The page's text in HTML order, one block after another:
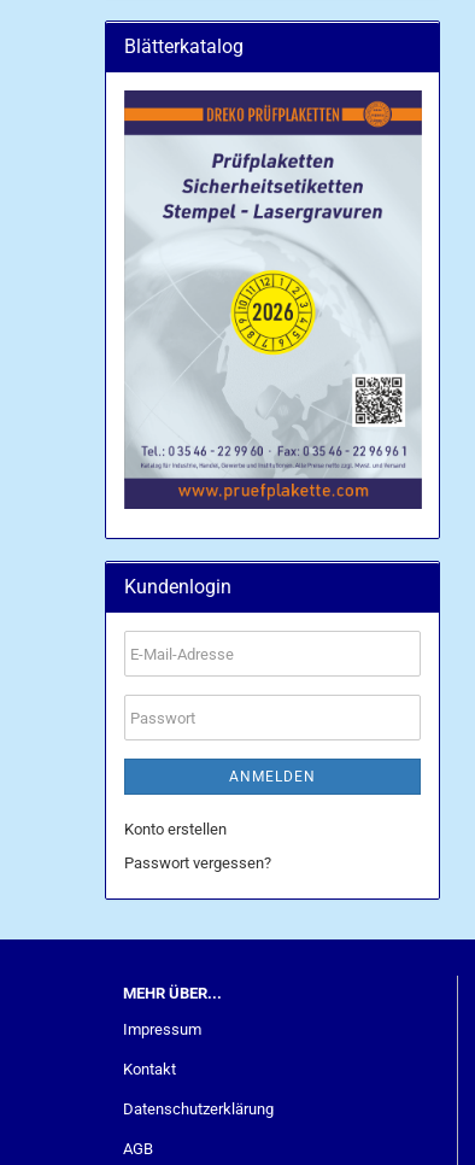
Blätterkatalog
Kundenlogin
E-
Mail-
Adresse
Passwort
ANMELDEN
Konto erstellen
Passwort vergessen?
MEHR ÜBER...
Impressum
Kontakt
Datenschutzerklärung
AGB